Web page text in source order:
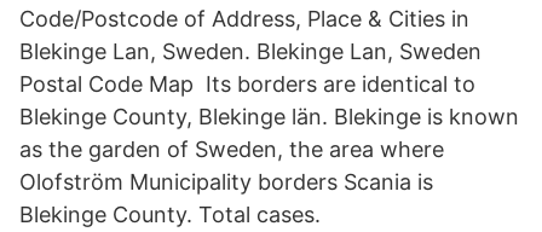
Code/Postcode of Address, Place & Cities in
Blekinge Lan, Sweden. Blekinge Lan, Sweden
Postal Code Map Its borders are identical to
Blekinge County, Blekinge län. Blekinge is known
as the garden of Sweden, the area where
Olofström Municipality borders Scania is
Blekinge County. Total cases.